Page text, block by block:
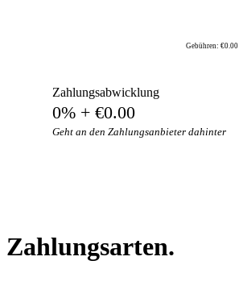
Gebühren: €0.00
Zahlungsabwicklung
0% + €0.00
Geht an den Zahlungsanbieter dahinter
Zahlungsarten.